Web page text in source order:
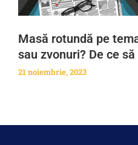
Masă rotundă pe
sau zvonuri? De ce
21 noiembrie, 2023